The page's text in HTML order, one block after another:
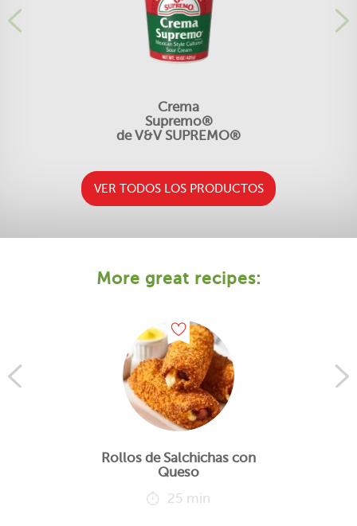
Crema
Supremo®
de V&V SUPREMO®
VER TODOS LOS PRODUCTOS
More great recipes:
Rollos de Salchichas con
Queso
25 min